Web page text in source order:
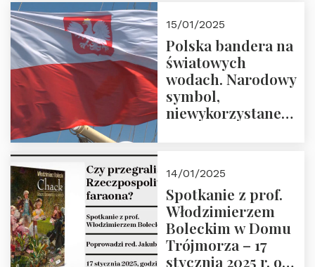
Prowadzi prof.
Zbigniew
Stawrowski
15/01/2025
Polska bandera na
światowych
wodach. Narodowy
symbol,
niewykorzystane
14/01/2025
Spotkanie z prof.
Włodzimierzem
Boleckim w Domu
Trójmorza – 17
stycznia 2025 r. o